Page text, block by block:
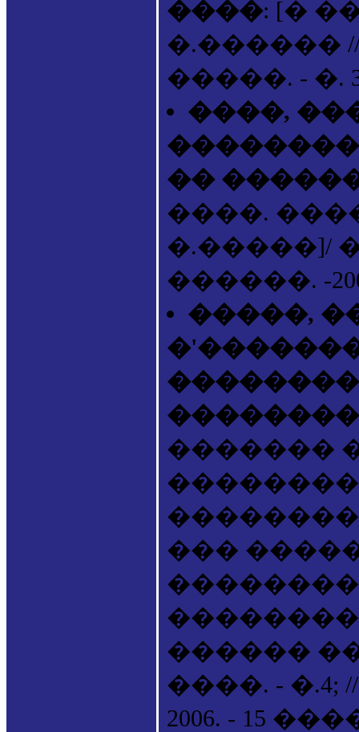
����: [�
�.������ //
�����. - �.
����,
��
����.
�.�����]/
������. -
�����,
�������
���
������
����. -
2006. - 15